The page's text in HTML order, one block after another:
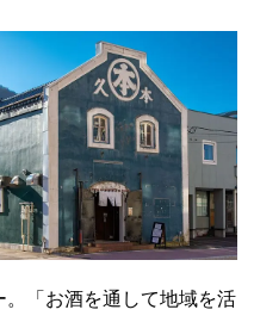
「お酒を通して地域を活